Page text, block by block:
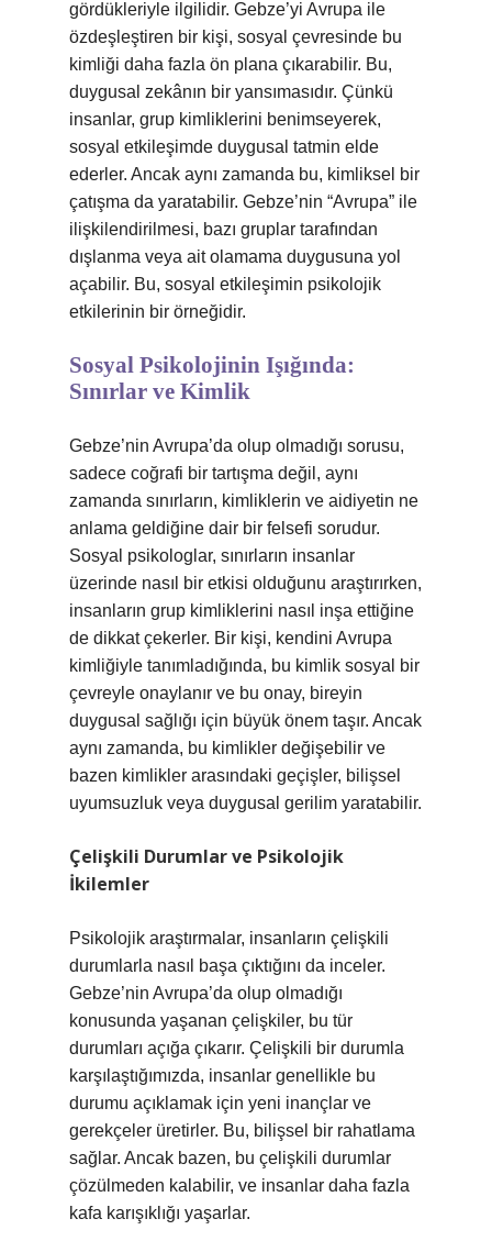
gördükleriyle ilgilidir. Gebze’yi Avrupa ile
özdeşleştiren bir kişi, sosyal çevresinde bu
kimliği daha fazla ön plana çıkarabilir. Bu,
duygusal zekânın bir yansımasıdır. Çünkü
insanlar, grup kimliklerini benimseyerek,
sosyal etkileşimde duygusal tatmin elde
ederler. Ancak aynı zamanda bu, kimliksel bir
çatışma da yaratabilir. Gebze’nin “Avrupa” ile
ilişkilendirilmesi, bazı gruplar tarafından
dışlanma veya ait olamama duygusuna yol
açabilir. Bu, sosyal etkileşimin psikolojik
etkilerinin bir örneğidir.
Sosyal Psikolojinin Işığında:
Sınırlar ve Kimlik
Gebze’nin Avrupa’da olup olmadığı sorusu,
sadece coğrafi bir tartışma değil, aynı
zamanda sınırların, kimliklerin ve aidiyetin ne
anlama geldiğine dair bir felsefi sorudur.
Sosyal psikologlar, sınırların insanlar
üzerinde nasıl bir etkisi olduğunu araştırırken,
insanların grup kimliklerini nasıl inşa ettiğine
de dikkat çekerler. Bir kişi, kendini Avrupa
kimliğiyle tanımladığında, bu kimlik sosyal bir
çevreyle onaylanır ve bu onay, bireyin
duygusal sağlığı için büyük önem taşır. Ancak
aynı zamanda, bu kimlikler değişebilir ve
bazen kimlikler arasındaki geçişler, bilişsel
uyumsuzluk veya duygusal gerilim yaratabilir.
Çelişkili Durumlar ve Psikolojik
İkilemler
Psikolojik araştırmalar, insanların çelişkili
durumlarla nasıl başa çıktığını da inceler.
Gebze’nin Avrupa’da olup olmadığı
konusunda yaşanan çelişkiler, bu tür
durumları açığa çıkarır. Çelişkili bir durumla
karşılaştığımızda, insanlar genellikle bu
durumu açıklamak için yeni inançlar ve
gerekçeler üretirler. Bu, bilişsel bir rahatlama
sağlar. Ancak bazen, bu çelişkili durumlar
çözülmeden kalabilir, ve insanlar daha fazla
kafa karışıklığı yaşarlar.